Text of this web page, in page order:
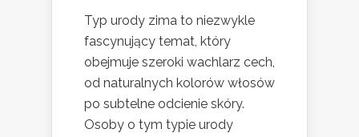
Typ urody zima to niezwykle
fascynujący temat, który
obejmuje szeroki wachlarz cech,
od naturalnych kolorów włosów
po subtelne odcienie skóry.
Osoby o tym typie urody